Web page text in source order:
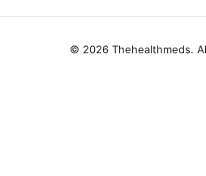
© 2026 Thehealthmeds.